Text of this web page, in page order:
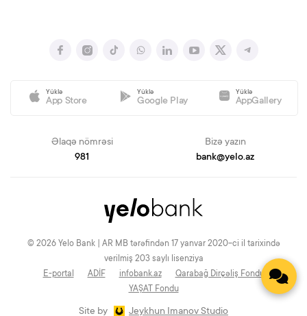
Yüklə
App Store
Yüklə
Google Play
Yüklə
AppGallery
Əlaqə nömrəsi
981
Bizə yazın
bank@yelo.az
© 2026 Yelo Bank | AR MB tərəfindən 17 yanvar 2020-ci il tarixində
verilmiş 203 saylı lisenziya
E-portal
ADİF infobank.az
Qarabağ Dirçəliş Fondu
YAŞAT Fondu
Site by Jeykhun Imanov Studio